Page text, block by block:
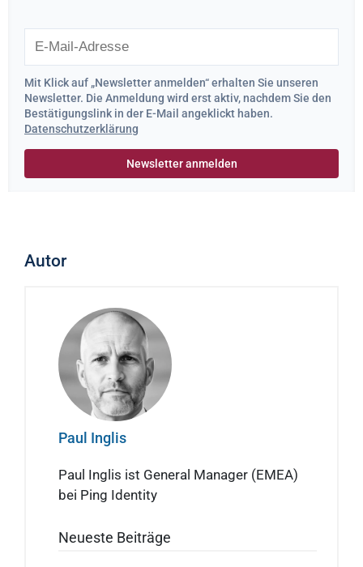
Mit Klick auf „Newsletter anmelden“ erhalten Sie unseren
Newsletter. Die Anmeldung wird erst aktiv, nachdem Sie den
Bestätigungslink in der E-Mail angeklickt haben.
Datenschutzerklärung
Autor
Paul Inglis
Paul Inglis ist General Manager (EMEA)
bei Ping Identity
Neueste Beiträge